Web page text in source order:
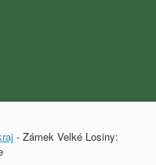
- Zámek Velké Losiny: